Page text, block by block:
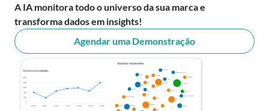
A IA monitora todo o universo da sua marca e
transforma dados em insights!
Agendar uma Demonstração